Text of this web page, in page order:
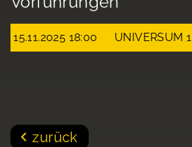
15.11.2025 18:00 UNIVERSUM 1
zurück